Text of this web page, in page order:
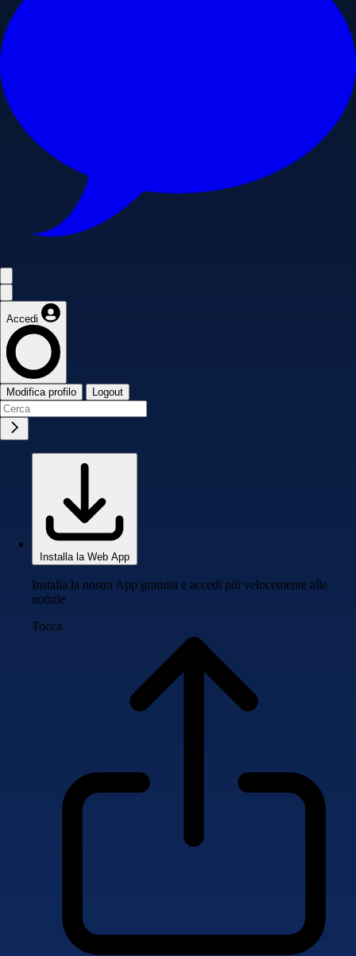
Accedi
Modifica profilo Logout
Installa la Web App
Installa la nostra App gratuita e accedi più velocemente alle
notizie
Tocca